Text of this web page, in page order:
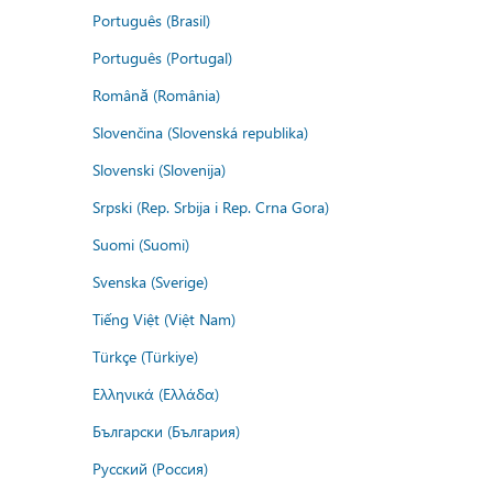
Português (Brasil)
Português (Portugal)
Română (România)
Slovenčina (Slovenská republika)
Slovenski (Slovenija)
Srpski (Rep. Srbija i Rep. Crna Gora)
Suomi (Suomi)
Svenska (Sverige)
Tiếng Việt (Việt Nam)
Türkçe (Türkiye)
Ελληνικά (Ελλάδα)
Български (България)
Русский (Россия)